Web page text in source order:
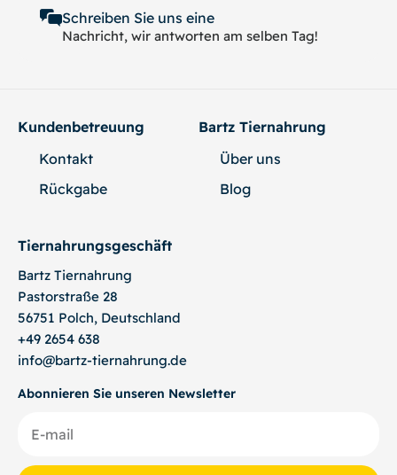
Schreiben Sie uns eine
Nachricht, wir antworten am selben Tag!
Kundenbetreuung
Kontakt
Rückgabe
Bartz Tiernahrung
Über uns
Blog
Tiernahrungsgeschäft
Bartz Tiernahrung
Pastorstraße 28
56751 Polch, Deutschland
+49 2654 638
info@bartz-tiernahrung.de
Abonnieren Sie unseren Newsletter